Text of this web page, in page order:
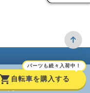
shopping_cart
パーツも続々入荷中！
自転車を購入する
イク